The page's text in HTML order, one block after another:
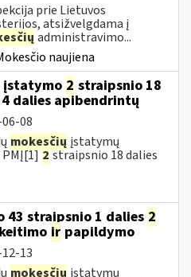
prie Lietuvos
atsižvelgdama į
administravimo...
naujiena
įstatymo 2 straipsnio 18
dalies apibendrintų
08
mokesčių įstatymų
PMĮ[1]2straipsnio 18 dalies
43 straipsnio 1 dalies 2
ir papildymo
13
mokesčių įstatymų